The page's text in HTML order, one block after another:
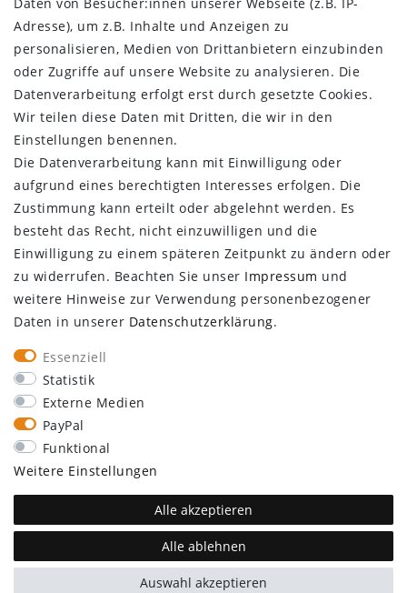
Kontakt
KUNDENBEREICH
Login
Registrieren
KUNDENSERVICE
Infocenter
Newsletter
Kontakt
Großkundenzugang
Vertrag widerrufen
SEBSON
Walter-Behrendt-Str. 10
Adresse), um z.B. Inhalte und Anzeigen zu
personalisieren, Medien von Drittanbietern einzubinden
oder Zugriffe auf unsere Website zu analysieren. Die
Datenverarbeitung erfolgt erst durch gesetzte Cookies.
Wir teilen diese Daten mit Dritten, die wir in den
Einstellungen benennen.
Die Datenverarbeitung kann mit Einwilligung oder
aufgrund eines berechtigten Interesses erfolgen. Die
Zustimmung kann erteilt oder abgelehnt werden. Es
besteht das Recht, nicht einzuwilligen und die
Einwilligung zu einem späteren Zeitpunkt zu ändern oder
zu widerrufen. Beachten Sie unser Impressum und
weitere Hinweise zur Verwendung personenbezogener
Daten in unserer Daten­schutz­erklärung.
Essenziell
Statistik
Externe Medien
PayPal
Funktional
Weitere Einstellungen
Alle akzeptieren
Alle ablehnen
Auswahl akzeptieren
plentymarkets Template von Plenty Lions